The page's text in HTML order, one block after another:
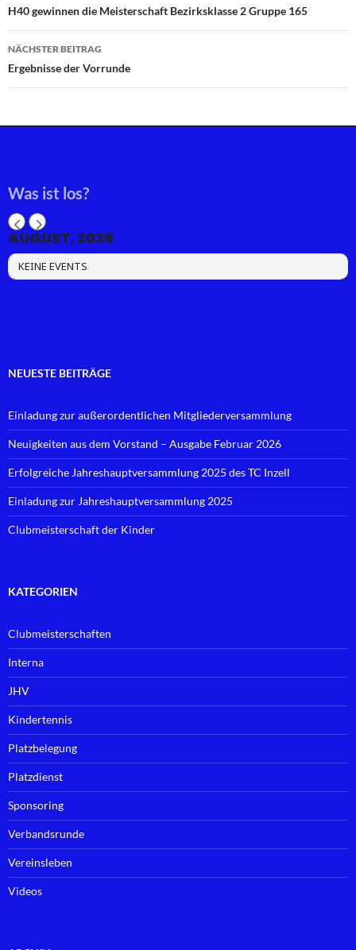
H40 gewinnen die Meisterschaft Bezirksklasse 2 Gruppe 165
NÄCHSTER BEITRAG
Ergebnisse der Vorrunde
Was ist los?
AUGUST, 2026
KEINE EVENTS
NEUESTE BEITRÄGE
Einladung zur außerordentlichen Mitgliederversammlung
Neuigkeiten aus dem Vorstand – Ausgabe Februar 2026
Erfolgreiche Jahreshauptversammlung 2025 des TC Inzell
Einladung zur Jahreshauptversammlung 2025
Clubmeisterschaft der Kinder
KATEGORIEN
Clubmeisterschaften
Interna
JHV
Kindertennis
Platzbelegung
Platzdienst
Sponsoring
Verbandsrunde
Vereinsleben
Videos